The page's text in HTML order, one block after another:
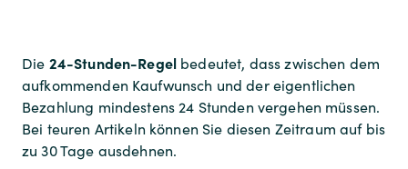
Die 24-Stunden-Regel bedeutet, dass zwischen dem
aufkommenden Kaufwunsch und der eigentlichen
Bezahlung mindestens 24 Stunden vergehen müssen.
Bei teuren Artikeln können Sie diesen Zeitraum auf bis
zu 30 Tage ausdehnen.